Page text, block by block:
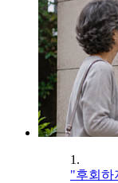
1.
"후회하